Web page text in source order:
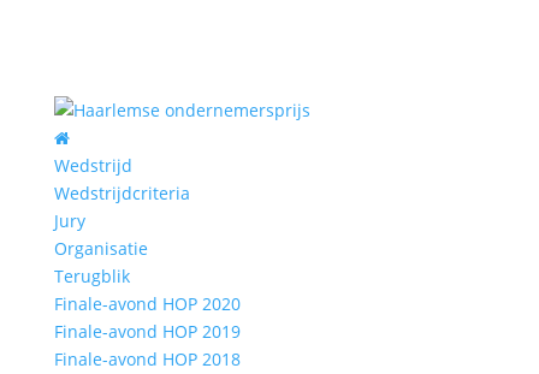
Wedstrijd
Wedstrijdcriteria
Jury
Organisatie
Terugblik
Finale-avond HOP 2020
Finale-avond HOP 2019
Finale-avond HOP 2018